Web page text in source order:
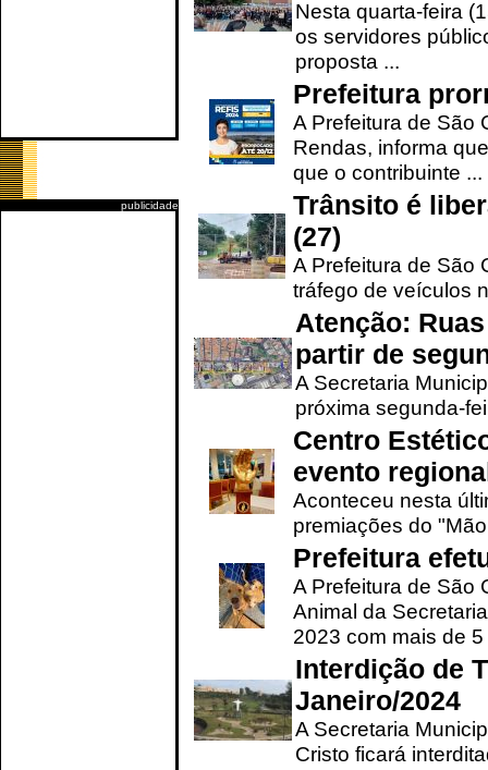
publicidade
Nesta quarta-feira
os servidores
proposta ...
Prefeitura
A Prefeitura de São
Rendas, informa
que o contribuinte ...
Trânsito é
(27)
A Prefeitura de São
tráfego de veículos
Atenção:
partir de
A Secretaria
próxima segunda-
Centro
evento
Aconteceu nesta
premiações do
Prefeitura
A Prefeitura de São
Animal da
2023 com mais de 5
Interdição de
Janeiro/2024
A Secretaria
Cristo ficará